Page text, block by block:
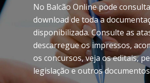
No Balcão Online pode
download de toda a
disponibilizada. Consulte as
descarregue os impressos,
os concursos, veja os editais,
legislação e outros